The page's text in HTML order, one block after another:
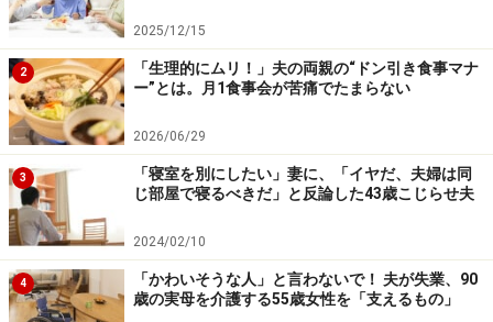
2025/12/15
2
「生理的にムリ！」夫の両親の“ドン引き食事マナ
ー”とは。月1食事会が苦痛でたまらない
2026/06/29
3
「寝室を別にしたい」妻に、「イヤだ、夫婦は同
じ部屋で寝るべきだ」と反論した43歳こじらせ夫
2024/02/10
4
「かわいそうな人」と言わないで！ 夫が失業、90
歳の実母を介護する55歳女性を「支えるもの」